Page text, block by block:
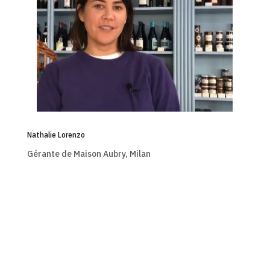
Nathalie Lorenzo
Gérante de Maison Aubry, Milan